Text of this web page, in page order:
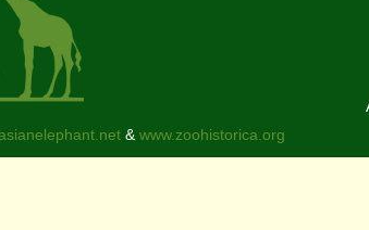
&www.zoohistorica.org